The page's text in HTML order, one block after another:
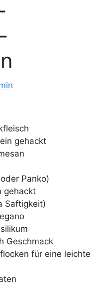
gehackt
Panko)
gehackt
Saftigkeit)
Geschmack
für eine leichte